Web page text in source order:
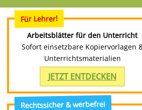
Für Lehrer!
Arbeitsblätter für den Unterricht
Sofort einsetzbare Kopiervorlagen
Unterrichtsmaterialien
JETZT ENTDECKEN
Rechtssicher & werbefrei